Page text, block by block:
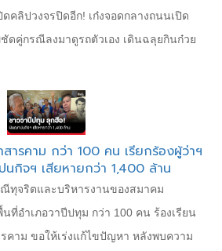
คลิปวงจรปิดอีก! เก๋งจอดกลางถนนเปิด
ดคู่กรณีลงมาดูรถตัวเอง เดินฉลุยกินก๋วย
ารคาม กว่า 100 คน เรียกร้องผู้ว่าฯ
กิจฯ เสียหายกว่า 1,400 ล้าน
ทุจริตและบริหารงานของสมาคม
ที่อำเภอวาปีปทุม กว่า 100 คน ร้องเรียน
คาม ขอให้เร่งแก้ไขปัญหา หลังพบความ